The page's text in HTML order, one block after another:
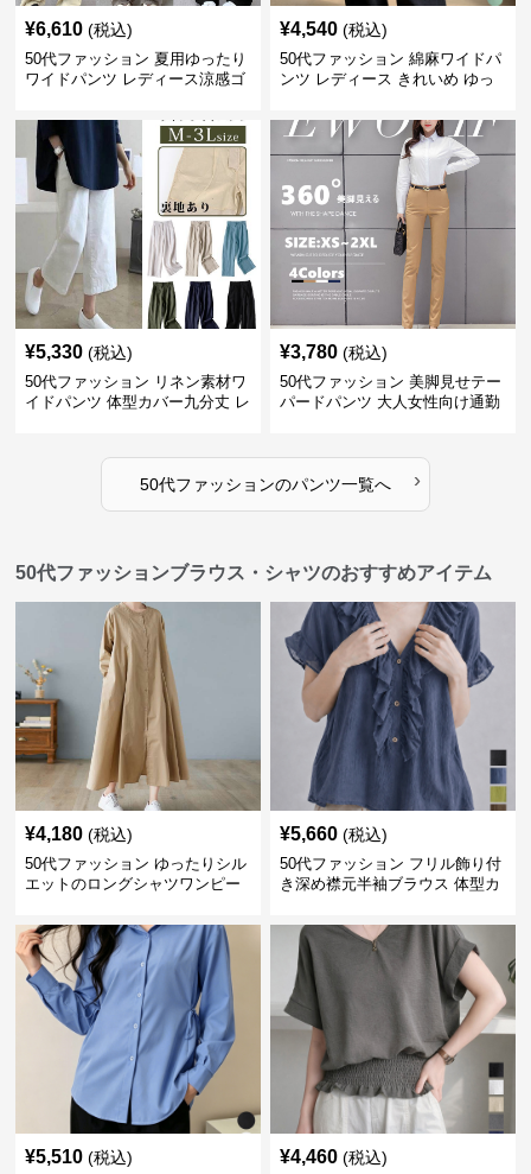
¥6,610 (税込)
50代ファッション 夏用ゆったり
ワイドパンツ レディース涼感ゴ
¥4,540 (税込)
50代ファッション 綿麻ワイドパ
ンツ レディース きれいめ ゆっ
¥5,330 (税込)
50代ファッション リネン素材ワ
イドパンツ 体型カバー九分丈 レ
¥3,780 (税込)
50代ファッション 美脚見せテー
パードパンツ 大人女性向け通勤
50代ファッションのパンツ一覧へ ›
50代ファッションブラウス・シャツのおすすめアイテム
¥4,180 (税込)
50代ファッション ゆったりシル
エットのロングシャツワンピー
¥5,660 (税込)
50代ファッション フリル飾り付
き深め襟元半袖ブラウス 体型カ
¥5,510 (税込) ¥4,460 (税込)